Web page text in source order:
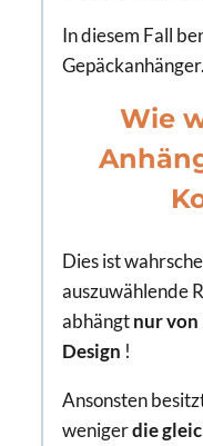
In diesem Fall
Gepäckanhänger.
Wie
Dies ist
auszuwählende
abhängtnur von
Design !
Ansonsten
wenigerdie